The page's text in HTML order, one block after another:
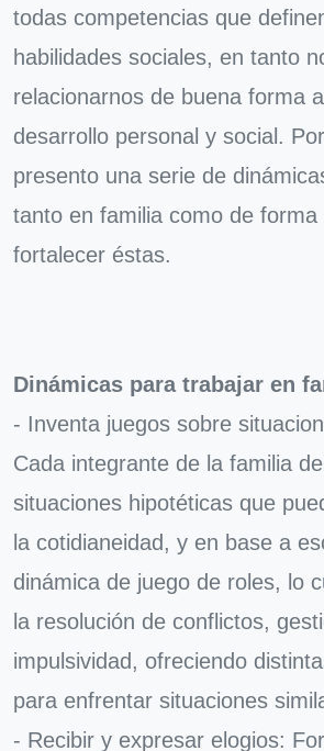
todas competencias que
habilidades sociales, en tanto
relacionarnos de buena forma
desarrollo personal y social.
presento una serie de
tanto en familia como de forma
fortalecer éstas.
Dinámicas para trabajar en
- Inventa juegos sobre
Cada integrante de la familia
situaciones hipotéticas que
la cotidianeidad, y en base a
dinámica de juego de roles, lo
la resolución de conflictos,
impulsividad, ofreciendo
para enfrentar situaciones
- Recibir y expresar elogios: